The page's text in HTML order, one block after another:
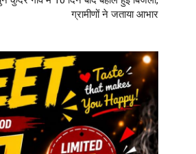
ग्रामीणों ने जताया आभार